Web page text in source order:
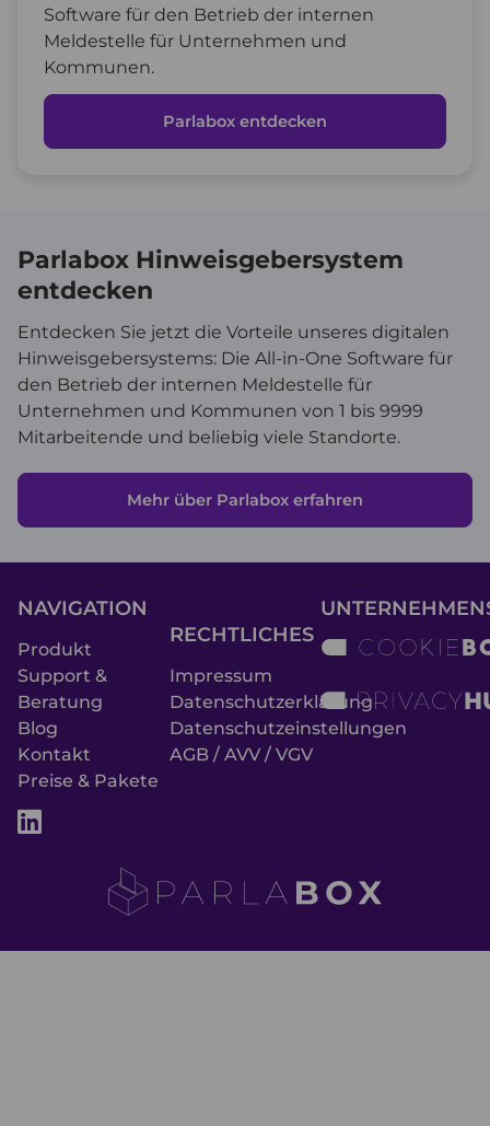
Software für den Betrieb der internen
Meldestelle für Unternehmen und
Kommunen.
Parlabox entdecken
Parlabox Hinweisgebersystem
entdecken
Entdecken Sie jetzt die Vorteile unseres digitalen
Hinweisgebersystems: Die All-in-One Software für
den Betrieb der internen Meldestelle für
Unternehmen und Kommunen von 1 bis 9999
Mitarbeitende und beliebig viele Standorte.
Mehr über Parlabox erfahren
NAVIGATION
Produkt
Support &
Beratung
Blog
Kontakt
Preise & Pakete
RECHTLICHES
Impressum
Datenschutzerklärung
Datenschutzeinstellungen
AGB / AVV / VGV